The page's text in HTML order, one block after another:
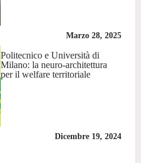
Marzo 28, 2025
Politecnico e Università di
Milano: la neuro-architettura
per il welfare territoriale
Dicembre 19, 2024